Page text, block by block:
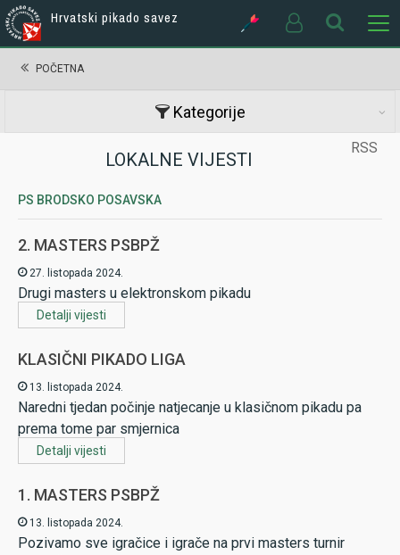
Hrvatski pikado savez
POČETNA
Kategorije
RSS
LOKALNE VIJESTI
PS BRODSKO POSAVSKA
2. MASTERS PSBPŽ
27. listopada 2024.
Drugi masters u elektronskom pikadu
Detalji vijesti
KLASIČNI PIKADO LIGA
13. listopada 2024.
Naredni tjedan počinje natjecanje u klasičnom pikadu pa
prema tome par smjernica
Detalji vijesti
1. MASTERS PSBPŽ
13. listopada 2024.
Pozivamo sve igračice i igrače na prvi masters turnir